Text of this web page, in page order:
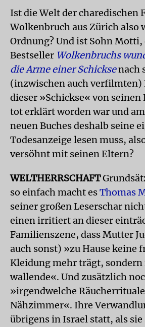
Ist die Welt der charedischen
Wolkenbruch aus Zürich also
Ordnung? Und ist Sohn
Bestseller Wolkenbruchs
die Arme einer Schicksenach
(inzwischen auch verfilmten)
dieser »Schickse« von
tot erklärt worden war und
neuen Buches deshalb seine
Todesanzeige lesen muss,
versöhnt mit seinen Eltern?
WELTHERRSCHAFT
so einfach macht esThomas
seiner großen Leserschar
einen irritiert an dieser
Familienszene, dass Mutter
auch sonst) »zu Hause keine
Kleidung mehr trägt,
wallende«. Und zusätzlich
»irgendwelche
Nähzimmer«. Ihre
übrigens in Israel statt, als sie